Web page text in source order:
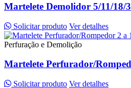
Martelete Demolidor 5/11/18/
Solicitar produto Ver detalhes
Perfuração e Demolição
Martelete Perfurador/
Solicitar produto Ver detalhes